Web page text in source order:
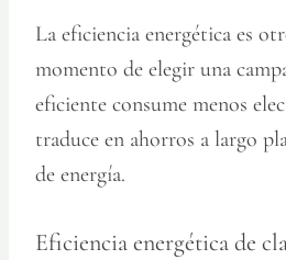
La eficiencia energética es
momento de elegir una
eficiente consume menos
traduce en ahorros a largo
de energía.
Eficiencia energética de